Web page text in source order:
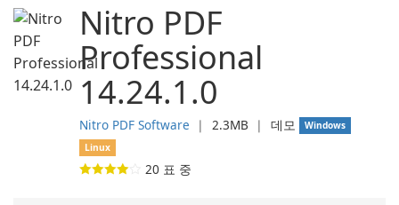
Nitro PDF
Professional
14.24.1.0
Nitro PDF Software ❘ 2.3MB ❘ 데모
Windows
Linux
20 표 중